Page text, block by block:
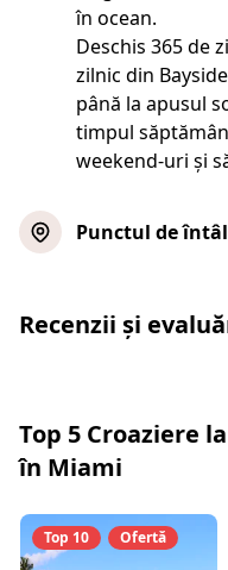
în ocean.
Deschis 365 de
zilnic din
până la apusul
timpul
weekend-uri și
Punctul de
Recenzii și
Top 5 Croaziere
în Miami
Top 10 Ofertă